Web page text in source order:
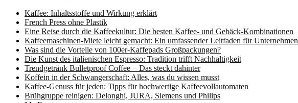
Kaffee: Inhaltsstoffe und Wirkung erklärt
French Press ohne Plastik
Eine Reise durch die Kaffeekultur: Die besten Kaffee- und Gebäck-Kombinationen
Kaffeemaschinen-Miete leicht gemacht: Ein umfassender Leitfaden für Unternehmen
Was sind die Vorteile von 100er-Kaffepads Großpackungen?
Die Kunst des italienischen Espresso: Tradition trifft Nachhaltigkeit
Trendgetränk Bulletproof Coffee ­− Das steckt dahinter
Koffein in der Schwangerschaft: Alles, was du wissen musst
Kaffee-Genuss für jeden: Tipps für hochwertige Kaffeevollautomaten
Brühgruppe reinigen: Delonghi, JURA, Siemens und Philips